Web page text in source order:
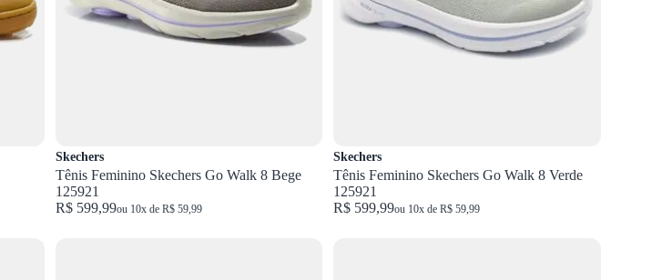
Skechers
Tênis Feminino Skechers Go Walk 8 Bege
125921
R$ 599,99ou 10x de R$ 59,99
Skechers
Tênis Feminino Skechers Go Walk 8 Verde
125921
R$ 599,99ou 10x de R$ 59,99